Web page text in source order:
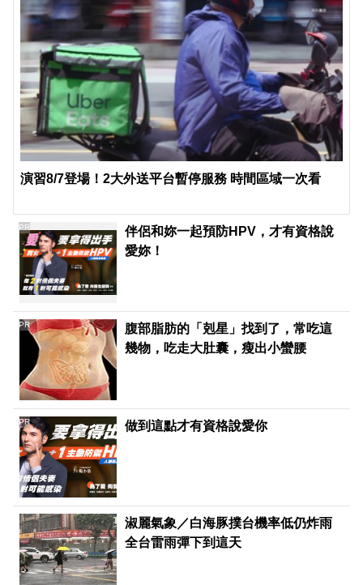
演習8/7登場！2大外送平台暫停服務 時間區域一次看
伴侶和妳一起預防HPV，才有資格說
愛妳！
PR
腹部脂肪的「剋星」找到了，常吃這
幾物，吃走大肚囊，瘦出小蠻腰
PR
做到這點才有資格說愛你
PR
淑麗氣象／白海豚撲台機率低仍炸雨
全台雷雨彈下到這天